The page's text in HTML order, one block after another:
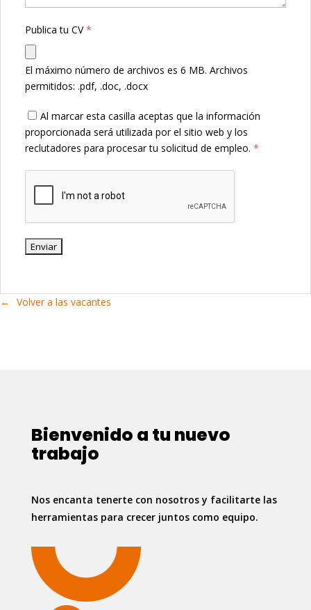
Publica tu CV*
El máximo número de archivos es 6 MB. Archivos
permitidos: .pdf, .doc, .docx
Al marcar esta casilla aceptas que la información
proporcionada será utilizada por el sitio web y los
reclutadores para procesar tu solicitud de empleo. *
Volver a las vacantes
Bienvenido a tu nuevo
trabajo
Nos encanta tenerte con nosotros y facilitarte las
herramientas para crecer juntos como equipo.